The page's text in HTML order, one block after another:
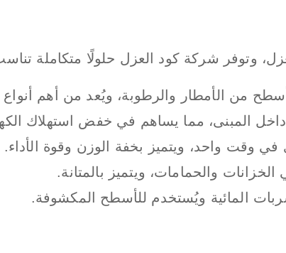
وتوفر شركة كود العزل حلولًا متكاملة
من الأمطار والرطوبة، ويُعد من أهم
المبنى، مما يساهم في خفض استهلاك
وقت واحد، ويتميز بخفة الوزن وقوة الأداء.
والحمامات، ويتميز بالمتانة.
المائية ويُستخدم للأسطح المكشوفة.